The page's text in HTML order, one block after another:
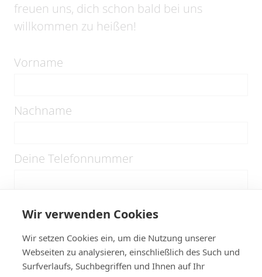
Wir verwenden Cookies
Wir setzen Cookies ein, um die Nutzung unserer
Webseiten zu analysieren, einschließlich des Such und
Surfverlaufs, Suchbegriffen und Ihnen auf Ihr
freuen uns, dich schon bald bei uns
willkommen zu heißen!
Vorname
Nachname
Deine Telefonnummer
Deine E-Mail-Adresse
Wer ist dein Notfallkontakt